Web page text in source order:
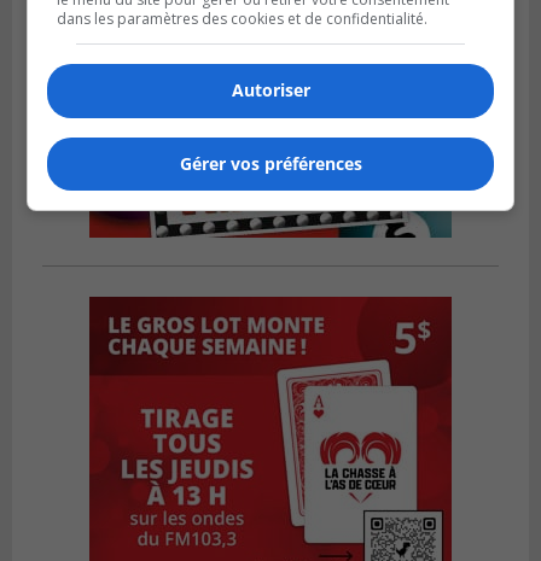
dans les paramètres des cookies et de confidentialité.
Autoriser
Gérer vos préférences